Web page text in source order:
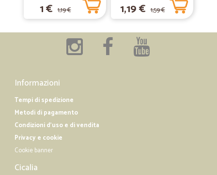
1 € 1,19 € 1,19 € 1,59 €
Informazioni
Tempi di spedizione
Metodi di pagamento
Condizioni d'uso e di vendita
Privacy e cookie
Cookie banner
Cicalia